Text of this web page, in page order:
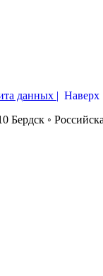
данных | Наверх
◦